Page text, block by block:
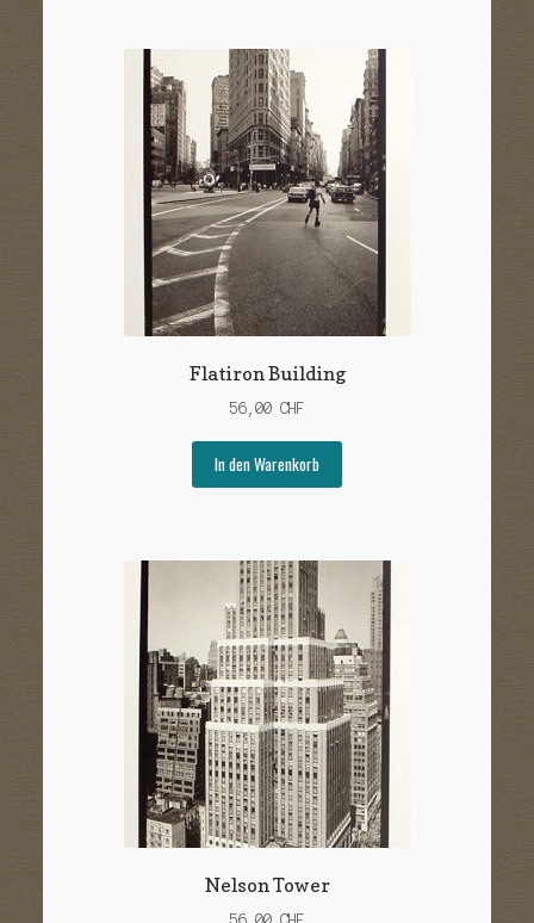
Flatiron Building
56,00 CHF
In den Warenkorb
Nelson Tower
56,00 CHF